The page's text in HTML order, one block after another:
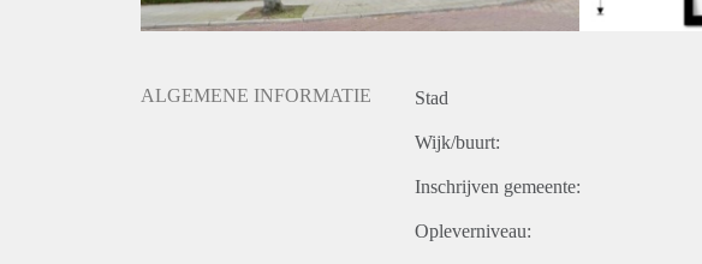
ALGEMENE INFORMATIE Stad
Wijk/buurt:
Inschrijven gemeente:
Opleverniveau: